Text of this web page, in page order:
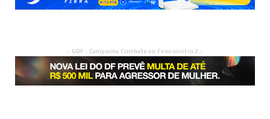
- GDF - Campanha Combate ao Feminicídio 2 -